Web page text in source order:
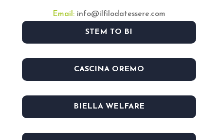
Email: info@ilfilodatessere.com
STEM TO BI
CASCINA OREMO
BIELLA WELFARE